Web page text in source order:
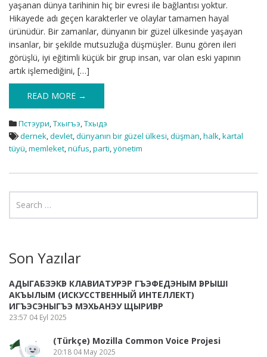
yaşanan dünya tarihinin hiç bir evresi ile bağlantısı yoktur.
Hikayede adı geçen karakterler ve olaylar tamamen hayal
ürünüdür. Bir zamanlar, dünyanın bir güzel ülkesinde yaşayan
insanlar, bir şekilde mutsuzluğa düşmüşler. Bunu gören ileri
görüşlü, iyi eğitimli küçük bir grup insan, var olan eski yapının
artık işlemediğini, […]
READ MORE →
Пстэури,Тхыгъэ,Тхыдэ
dernek,devlet,dünyanın bir güzel ülkesi,düşman,halk,kartal
tüyü,memleket,nüfus,parti,yönetim
Son Yazılar
АДЫГАБЗЭКӀЭ КЛАВИАТУРЭР ГЪЭФЕДЭНЫМ ӀЭРЫШӀ
АКЪЫЛЫМ (ИСКУССТВЕННЫЙ ИНТЕЛЛЕКТ)
ИГЪЭСЭНЫГЪЭ МЭХЬАНЭУ ЩЫРИӀЭР
23:57 04 Eyl 2025
(Türkçe) Mozilla Common Voice Projesi
20:18 04 May 2025